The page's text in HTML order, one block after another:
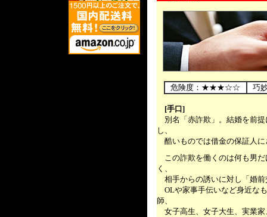
危険度：★★★☆☆ 巧
[手口]
別名「赤詐欺」。結婚を前提
し、
酷いものでは借金の保証人に
この詐欺を働くのは何も男だ
く、
相手からの誘いに対し「婚前
OLや家事手伝いなど身近な
師、
女子高生、女子大生、実業家